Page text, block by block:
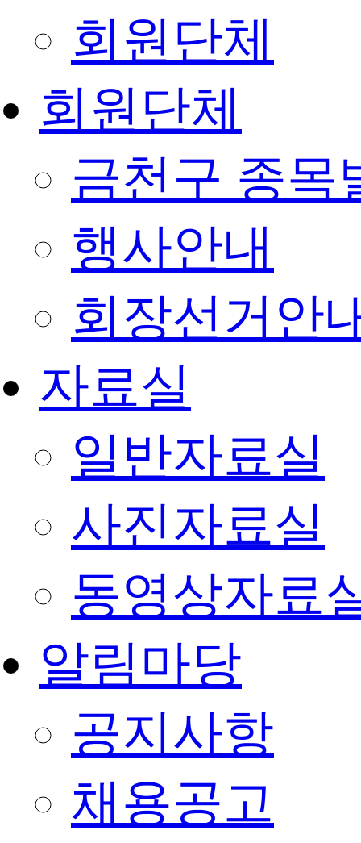
회원단체
회원단체
금천구 종목
행사안내
회장선거안
자료실
일반자료실
사진자료실
동영상자료
알림마당
공지사항
채용공고